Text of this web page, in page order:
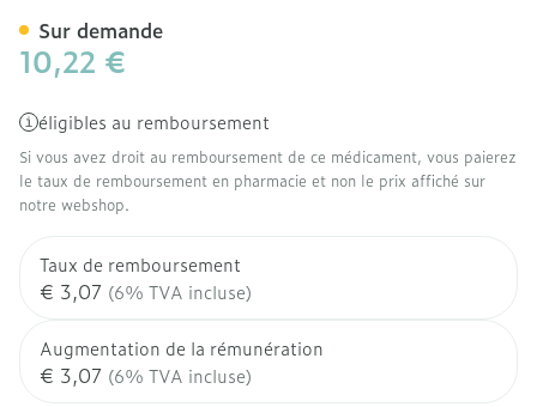
10,22 €
éligibles au remboursement
Si vous avez droit au remboursement de ce médicament, vous paierez
le taux de remboursement en pharmacie et non le prix affiché sur
notre webshop.
Taux de remboursement
€ 3,07 (6% TVA incluse)
Augmentation de la rémunération
€ 3,07 (6% TVA incluse)
Sur demande